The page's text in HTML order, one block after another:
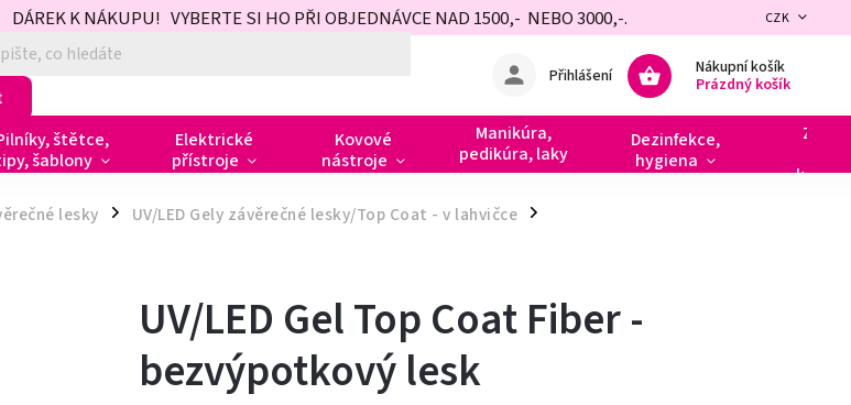
K NÁKUPU! VYBERTE SI HO PŘI OBJEDNÁVCE NAD 1500,- NEBO 3000,-. CZK
Nákupní košík
Prázdný košík
Přihlášení
štětce,
šablony
Elektrické
přístroje
Kovové
nástroje
Manikúra,
pedikúra, laky
Dezinfekce,
hygiena
lesky / UV/LED Gely závěrečné lesky/Top Coat - v lahvičce /
UV/LED Gel Top Coat Fiber -
bezvýpotkový lesk